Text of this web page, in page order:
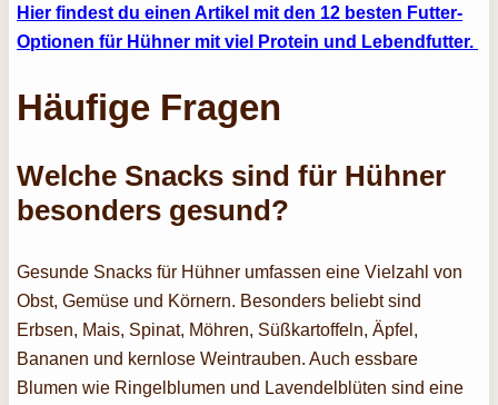
Hier findest du einen Artikel mit den 12 besten Futter-
Optionen für Hühner mit viel Protein und Lebendfutter.
Häufige Fragen
Welche Snacks sind für Hühner
besonders gesund?
Gesunde Snacks für Hühner umfassen eine Vielzahl von
Obst, Gemüse und Körnern. Besonders beliebt sind
Erbsen, Mais, Spinat, Möhren, Süßkartoffeln, Äpfel,
Bananen und kernlose Weintrauben. Auch essbare
Blumen wie Ringelblumen und Lavendelblüten sind eine